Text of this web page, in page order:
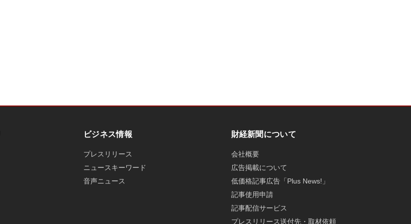
ビジネス情報
プレスリリース
ニュースキーワード
音声ニュース
財経新聞について
会社概要
広告掲載について
低価格記事広告「Plus News!」
記事使用申請
記事配信サービス
プレスリリース送付先・取材依頼